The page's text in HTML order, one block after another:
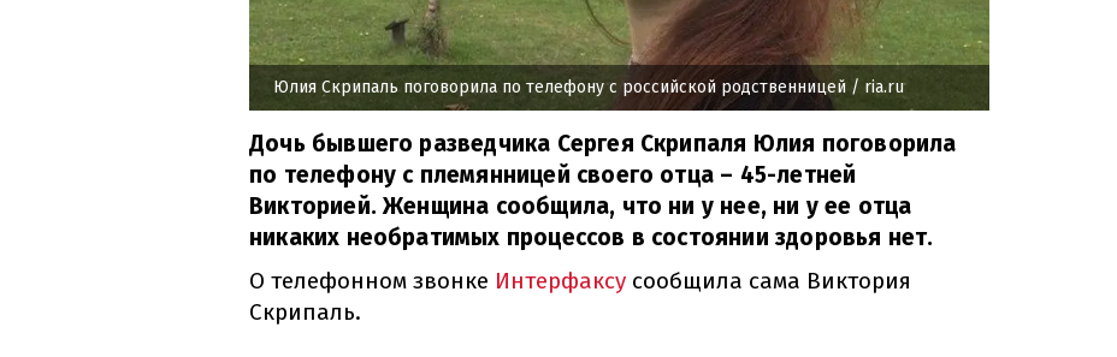
Юлия Скрипаль поговорила по телефону с российской родственницей / ria.ru
Дочь бывшего разведчика Сергея Скрипаля Юлия поговорила
по телефону с племянницей своего отца – 45-летней
Викторией. Женщина сообщила, что ни у нее, ни у ее отца
никаких необратимых процессов в состоянии здоровья нет.
О телефонном звонке Интерфаксу сообщила сама Виктория
Скрипаль.